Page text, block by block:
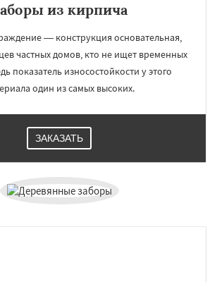
из кирпича
— конструкция основательная,
частных домов, кто не ищет временных
показатель износостойкости у этого
один из самых высоких.
ЗАКАЗАТЬ